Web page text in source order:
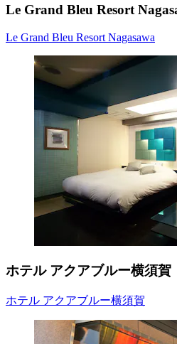
Le Grand Bleu Resort
Le Grand Bleu Resort Nagasawa
ホテル アクアブルー横須賀
ホテル アクアブルー横須賀